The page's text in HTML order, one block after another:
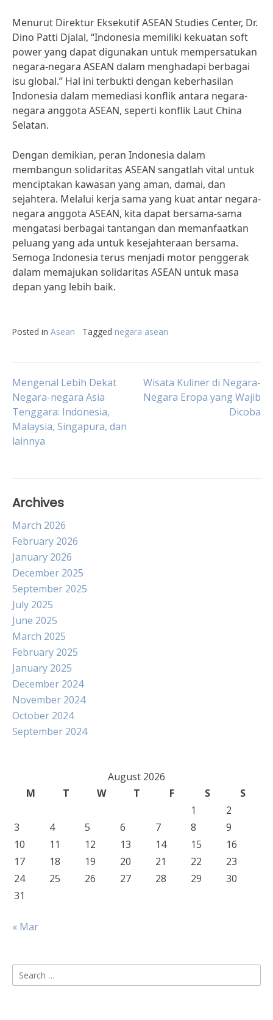
Menurut Direktur Eksekutif ASEAN Studies Center, Dr.
Dino Patti Djalal, “Indonesia memiliki kekuatan soft
power yang dapat digunakan untuk mempersatukan
negara-negara ASEAN dalam menghadapi berbagai
isu global.” Hal ini terbukti dengan keberhasilan
Indonesia dalam memediasi konflik antara negara-
negara anggota ASEAN, seperti konflik Laut China
Selatan.
Dengan demikian, peran Indonesia dalam
membangun solidaritas ASEAN sangatlah vital untuk
menciptakan kawasan yang aman, damai, dan
sejahtera. Melalui kerja sama yang kuat antar negara-
negara anggota ASEAN, kita dapat bersama-sama
mengatasi berbagai tantangan dan memanfaatkan
peluang yang ada untuk kesejahteraan bersama.
Semoga Indonesia terus menjadi motor penggerak
dalam memajukan solidaritas ASEAN untuk masa
depan yang lebih baik.
Posted in Asean Tagged negara asean
Post
navigation
Mengenal Lebih Dekat
Negara-negara Asia
Tenggara: Indonesia,
Malaysia, Singapura, dan
lainnya
Wisata Kuliner di Negara-
Negara Eropa yang Wajib
Dicoba
Archives
March 2026
February 2026
January 2026
December 2025
September 2025
July 2025
June 2025
March 2025
February 2025
January 2025
December 2024
November 2024
October 2024
September 2024
August 2026
M
T W T F S
S
1
2
3
4 5 6 7 8
9
10
11 12 13 14 15
16
17
18 19 20 21 22
23
24
25 26 27 28 29
30
31
« Mar
Search
for: